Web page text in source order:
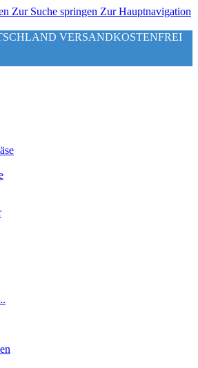
Zur Suche springen Zur Hauptnavigation
VERSANDKOSTENFREI